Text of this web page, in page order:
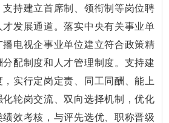
持建立首席制、领衔制等岗位聘
才发展通道。落实中央有关事业单
电视企事业单位建立符合政策精
配制度和人才管理制度。支持建
实行定岗定责、同工同酬、能上
轮岗交流、双向选择机制，优化
效考核，与评先选优、职称晋级